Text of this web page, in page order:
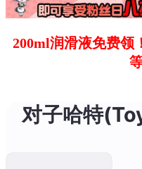
200ml润滑液免费领
对子哈特